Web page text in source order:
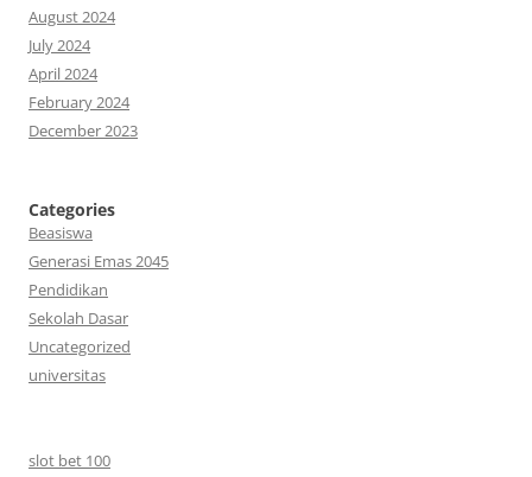
August 2024
July 2024
April 2024
February 2024
December 2023
Categories
Beasiswa
Generasi Emas 2045
Pendidikan
Sekolah Dasar
Uncategorized
universitas
slot bet 100